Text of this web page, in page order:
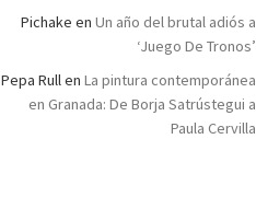
Pichake en Un año del brutal adiós a
‘Juego De Tronos’
Pepa Rullen La pintura contemporánea
en Granada: De Borja Satrústegui a
Paula Cervilla